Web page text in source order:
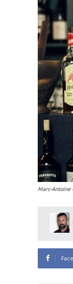
Marc-Antoine